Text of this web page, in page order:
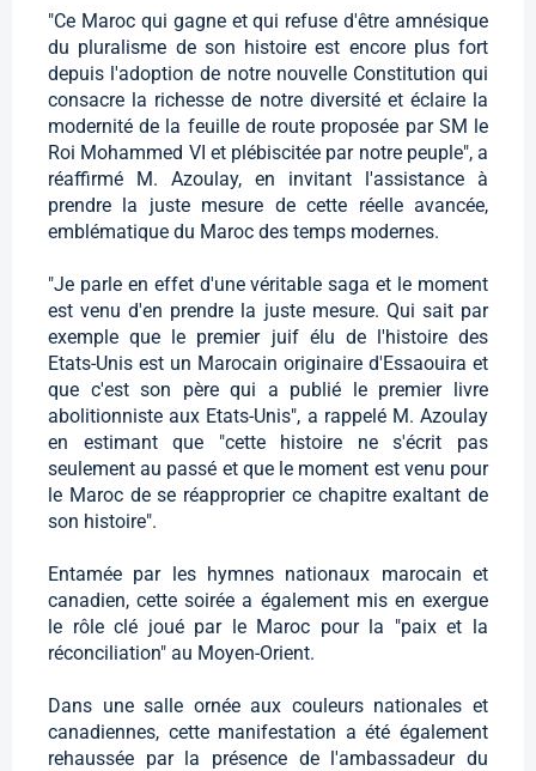
"Ce Maroc qui gagne et qui refuse d'être amnésique
du pluralisme de son histoire est encore plus fort
depuis l'adoption de notre nouvelle Constitution qui
consacre la richesse de notre diversité et éclaire la
modernité de la feuille de route proposée par SM le
Roi Mohammed VI et plébiscitée par notre peuple", a
réaffirmé M. Azoulay, en invitant l'assistance à
prendre la juste mesure de cette réelle avancée,
emblématique du Maroc des temps modernes.
"Je parle en effet d'une véritable saga et le moment
est venu d'en prendre la juste mesure. Qui sait par
exemple que le premier juif élu de l'histoire des
Etats-Unis est un Marocain originaire d'Essaouira et
que c'est son père qui a publié le premier livre
abolitionniste aux Etats-Unis", a rappelé M. Azoulay
en estimant que "cette histoire ne s'écrit pas
seulement au passé et que le moment est venu pour
le Maroc de se réapproprier ce chapitre exaltant de
son histoire".
Entamée par les hymnes nationaux marocain et
canadien, cette soirée a également mis en exergue
le rôle clé joué par le Maroc pour la "paix et la
réconciliation" au Moyen-Orient.
Dans une salle ornée aux couleurs nationales et
canadiennes, cette manifestation a été également
rehaussée par la présence de l'ambassadeur du